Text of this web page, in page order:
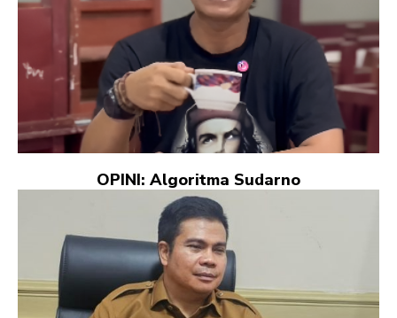
OPINI: Algoritma Sudarno